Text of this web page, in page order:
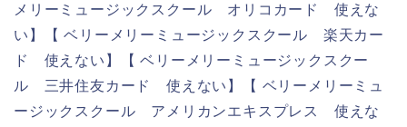
メリーミュージックスクール オリコカード 使えな
い】【 ベリーメリーミュージックスクール 楽天カー
ド 使えない】【 ベリーメリーミュージックスクー
ル 三井住友カード 使えない】【 ベリーメリーミュ
ージックスクール アメリカンエキスプレス 使えな